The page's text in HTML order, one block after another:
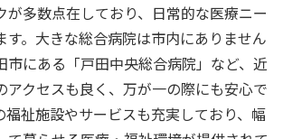
が多数点在しており、日常的な医療ニー
す。大きな総合病院は市内にありません
市にある「戸田中央総合病院」など、近
アクセスも良く、万が一の際にも安心で
福祉施設やサービスも充実しており、幅